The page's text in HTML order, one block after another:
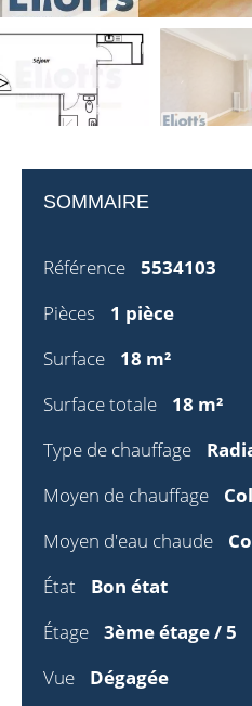
SOMMAIRE
Référence
5534103
Pièces
1 pièce
Surface
18 m²
Surface totale
18 m²
Type de chauffage
Moyen de chauffage
Moyen d'eau chaude
État
Bon état
Étage
3ème étage / 5
Vue
Dégagée